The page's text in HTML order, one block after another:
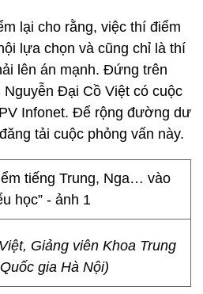
lại cho rằng, việc thí điểm
lựa chọn và cũng chỉ là thí
lên án mạnh. Đứng trên
Đại Cồ Việt có cuộc
Infonet. Để rộng đường dư
tải cuộc phỏng vấn này.
Giảng viên Khoa Trung
gia Hà Nội)